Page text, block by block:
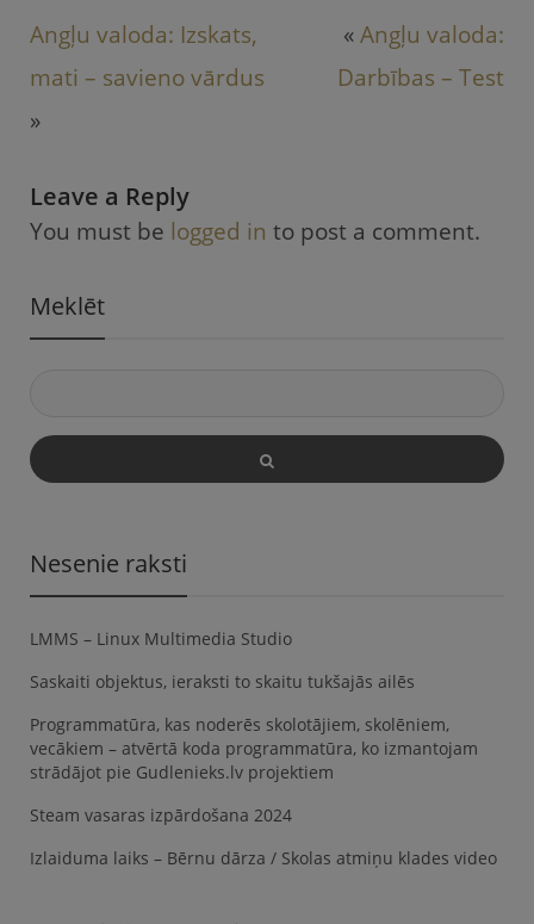
Angļu valoda: Izskats,
mati – savieno vārdus
»
«Angļu valoda:
Darbības – Test
Leave a Reply
You must be logged in to post a comment.
Meklēt
Nesenie raksti
LMMS – Linux Multimedia Studio
Saskaiti objektus, ieraksti to skaitu tukšajās ailēs
Programmatūra, kas noderēs skolotājiem, skolēniem,
vecākiem – atvērtā koda programmatūra, ko izmantojam
strādājot pie Gudlenieks.lv projektiem
Steam vasaras izpārdošana 2024
Izlaiduma laiks – Bērnu dārza / Skolas atmiņu klades video